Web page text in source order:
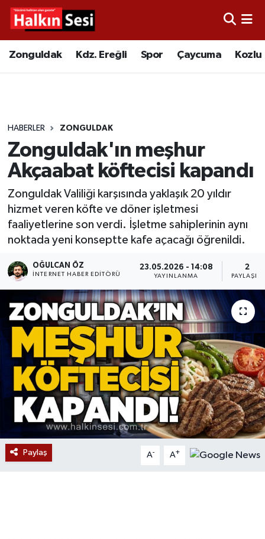
Zonguldak Kdz. Ereğli Spor Çaycuma Kozlu
HABERLER ZONGULDAK
Zonguldak'ın meşhur
Akçaabat köftecisi kapandı
Zonguldak Valiliği karşısında yaklaşık 20 yıldır
hizmet veren köfte ve döner işletmesi
faaliyetlerine son verdi. İşletme sahiplerinin aynı
noktada yeni konseptte kafe açacağı öğrenildi.
OĞULCAN ÖZ
İNTERNET HABER EDITÖRÜ
23.05.2026 - 14:08
YAYINLANMA
2
PAYLAŞIM
Paylaş A- A+
Video
Çaycuma
Alaplı
Asayiş
Bartın
Bolu
ÇEVRE
BİLİM VE TEKNOLOJİ
DUNYA
Düzce
Merkez Hava Durumu
Tüm Manşetler
Son Dakika Haberleri
Haber Arşivi